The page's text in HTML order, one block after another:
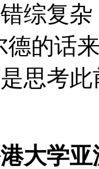
综复
德的话
思考
大学